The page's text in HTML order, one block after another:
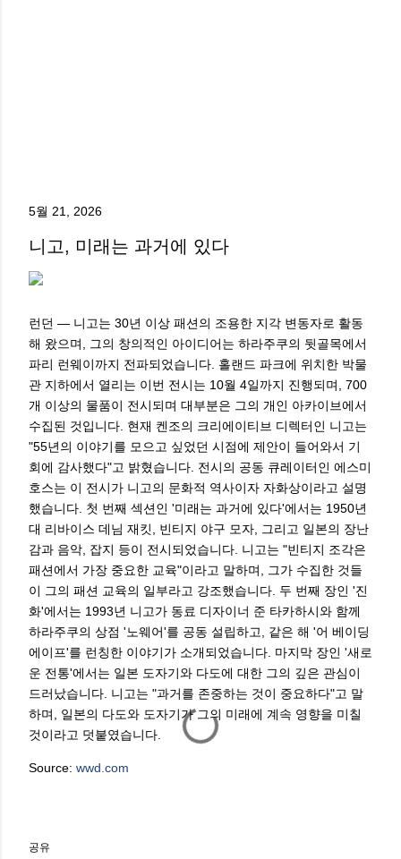
5월 21, 2026
니고, 미래는 과거에 있다
런던 — 니고는 30년 이상 패션의 조용한 지각 변동자로 활동
해 왔으며, 그의 창의적인 아이디어는 하라주쿠의 뒷골목에서
파리 런웨이까지 전파되었습니다. 홀랜드 파크에 위치한 박물
관 지하에서 열리는 이번 전시는 10월 4일까지 진행되며, 700
개 이상의 물품이 전시되며 대부분은 그의 개인 아카이브에서
수집된 것입니다. 현재 켄조의 크리에이티브 디렉터인 니고는
"55년의 이야기를 모으고 싶었던 시점에 제안이 들어와서 기
회에 감사했다"고 밝혔습니다. 전시의 공동 큐레이터인 에스미
호스는 이 전시가 니고의 문화적 역사이자 자화상이라고 설명
했습니다. 첫 번째 섹션인 '미래는 과거에 있다'에서는 1950년
대 리바이스 데님 재킷, 빈티지 야구 모자, 그리고 일본의 장난
감과 음악, 잡지 등이 전시되었습니다. 니고는 "빈티지 조각은
패션에서 가장 중요한 교육"이라고 말하며, 그가 수집한 것들
이 그의 패션 교육의 일부라고 강조했습니다. 두 번째 장인 '진
화'에서는 1993년 니고가 동료 디자이너 준 타카하시와 함께
하라주쿠의 상점 '노웨어'를 공동 설립하고, 같은 해 '어 베이딩
에이프'를 런칭한 이야기가 소개되었습니다. 마지막 장인 '새로
운 전통'에서는 일본 도자기와 다도에 대한 그의 깊은 관심이
드러났습니다. 니고는 "과거를 존중하는 것이 중요하다"고 말
하며, 일본의 다도와 도자기가 그의 미래에 계속 영향을 미칠
것이라고 덧붙였습니다.
Source: wwd.com
공유